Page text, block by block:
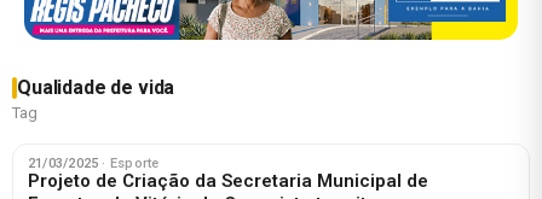
Qualidade de vida
Tag
21/03/2025 · Esporte
Projeto de Criação da Secretaria Municipal de